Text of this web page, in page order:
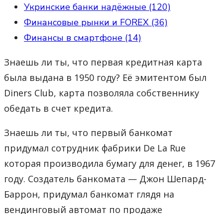
Укринские банки надёжные (120)
Финансовые рынки и FOREX (36)
Финансы в смартфоне (14)
Знаешь ли ты, что первая кредитная карта
была выдана в 1950 году? Её эмитентом был
Diners Club, карта позволяла собственнику
обедать в счет кредита.
Знаешь ли ты, что первый банкомат
придумал сотрудник фабрики De La Rue
которая производила бумагу для денег, в 1967
году. Создатель банкомата — Джон Шепард-
Баррон, придумал банкомат глядя на
вендинговый автомат по продаже